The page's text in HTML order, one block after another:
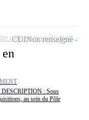
DESCRIPTION : Sous
au sein du Pôle
CDINon renseigné
offre à ma sélection